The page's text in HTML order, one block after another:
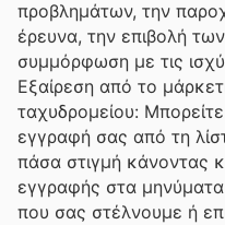
προβλημάτων, την
έρευνα, την επιβολή
συμμόρφωση με τις
Εξαίρεση από το
ταχυδρομείου:
εγγραφή σας από τη
πάσα στιγμή κάνοντας
εγγραφής στα
που σας στέλνουμε ή